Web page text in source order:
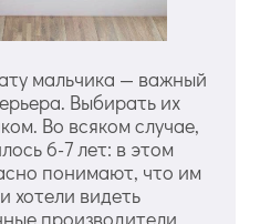
мальчика — важный
Выбирать их
Во всяком случае,
6-7 лет: в этом
понимают, что им
хотели видеть
производители